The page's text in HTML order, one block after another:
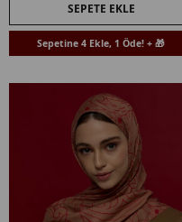
SEPETE EKLE
Sepetine 4 Ekle, 1 Öde! + 🎁